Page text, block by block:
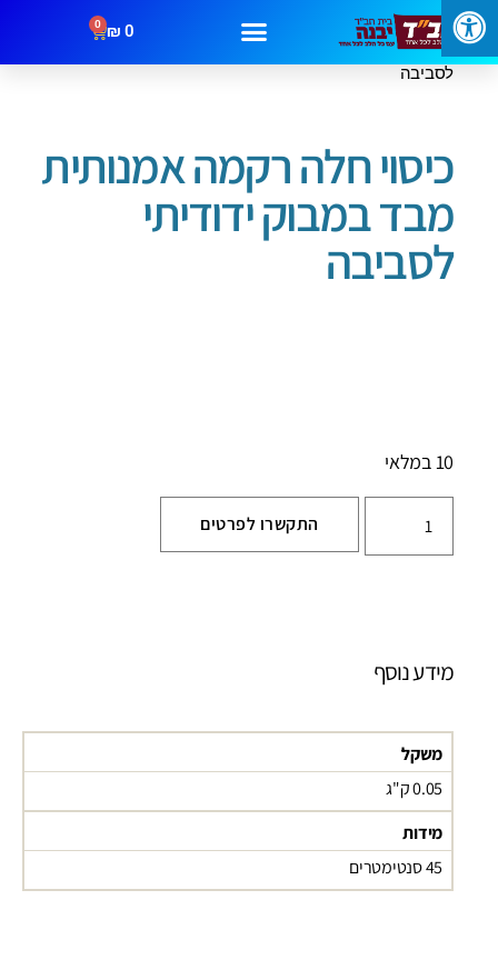
0
₪
0
עמוד הבית/שבת וחג
/ כיסוי חלה רקמה אמנותית מבד במבוק ידודיתי
לסביבה
כיסוי חלה רקמה אמנותית
מבד במבוק ידודיתי
לסביבה
10 במלאי
התקשרו לפרטים
מידע נוסף
משקל
0.05 ק"ג
מידות
45 סנטימטרים